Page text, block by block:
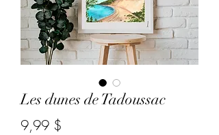
Les dunes de Tadoussac
9,99 $